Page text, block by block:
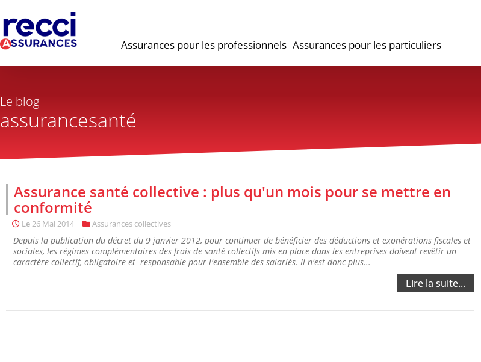
Assurances pour les professionnels Assurances pour les particuliers
Le blog
assurancesanté
Assurance santé collective : plus qu'un mois pour se mettre en
conformité
Le26 Mai 2014 Assurances collectives
Depuis la publication du décret du 9 janvier 2012, pour continuer de bénéficier des déductions et exonérations fiscales et
sociales, les régimes complémentaires des frais de santé collectifs mis en place dans les entreprises doivent revêtir un
caractère collectif, obligatoire et responsable pour l'ensemble des salariés. Il n'est donc plus...
Lire la suite...